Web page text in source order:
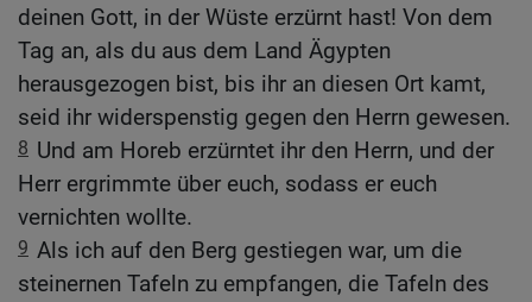
deinen Gott, in der Wüste erzürnt hast! Von dem
Tag an, als du aus dem Land Ägypten
herausgezogen bist, bis ihr an diesen Ort kamt,
seid ihr widerspenstig gegen den Herrn gewesen.
8 Und am Horeb erzürntet ihr den Herrn, und der
Herr ergrimmte über euch, sodass er euch
vernichten wollte.
9 Als ich auf den Berg gestiegen war, um die
steinernen Tafeln zu empfangen, die Tafeln des